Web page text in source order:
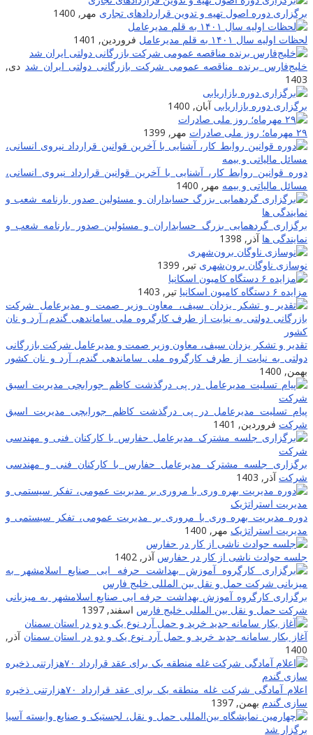
برگزاری دوره اصول تهیه و تدوین قراردادهای تجاری مهر, 1400
لحظات اولیه سال ۱۴۰۱ به قلم مدیرعامل
فروردین, 1401
خلیج‌فارس برنده مناقصه عمومی شرکت بازرگانی دولتی ایران شد دی,
1403
برگزاری دوره بازاریابی آبان, 1400
۲۹ مهرماه؛ روز ملی صادرات
مهر, 1399
دوره قوانین روابط کار، آشنایی با آخرین قوانین قرارداد نیروی انسانی،
مسائل مالیاتی و بیمه مهر, 1400
برگزاری گردهمایی بزرگ حسابداران و مسئولین صدور بارنامه شعب و
نمایندگی ها آذر, 1398
نوسازی ناوگان برون‌شهری تیر, 1399
مزایده ۶ دستگاه کامیون اسکانیا
تیر, 1403
تقدیر و تشکر یزدان سیف، معاون وزیر صمت و مدیرعامل شرکت بازرگانی
دولتی به نیابت از طرف کارگروه ملی ساماندهی گندم، آرد و نان کشور
بهمن, 1400
پیام تسلیت مدیرعامل در پی درگذشت کاظم جورابچی مدیریت اسبق
شرکت فروردین, 1401
برگزاری جلسه مشترک مدیرعامل حفارس با کارکنان فنی و مهندسی
شرکت آذر, 1403
دوره مدیریت بهره وری با مروری بر مدیریت عمومی، تفکر سیستمی و
مدیریت استراتژیک مهر, 1400
جلسه حوادث ناشی از کار در حفارس آذر, 1402
برگزاری کارگروه آموزش بهداشت حرفه ایی صنایع اسلامشهر به میزبانی
شرکت حمل و نقل بین المللی خلیج فارس اسفند, 1397
آغاز بکار سامانه جدید خرید و حمل آرد نوع یک و دو در استان سمنان آذر,
1400
اعلام آمادگی شرکت غله منطقه یک برای عقد قرارداد ۷۰هزارتنی ذخیره
سازی گندم بهمن, 1397